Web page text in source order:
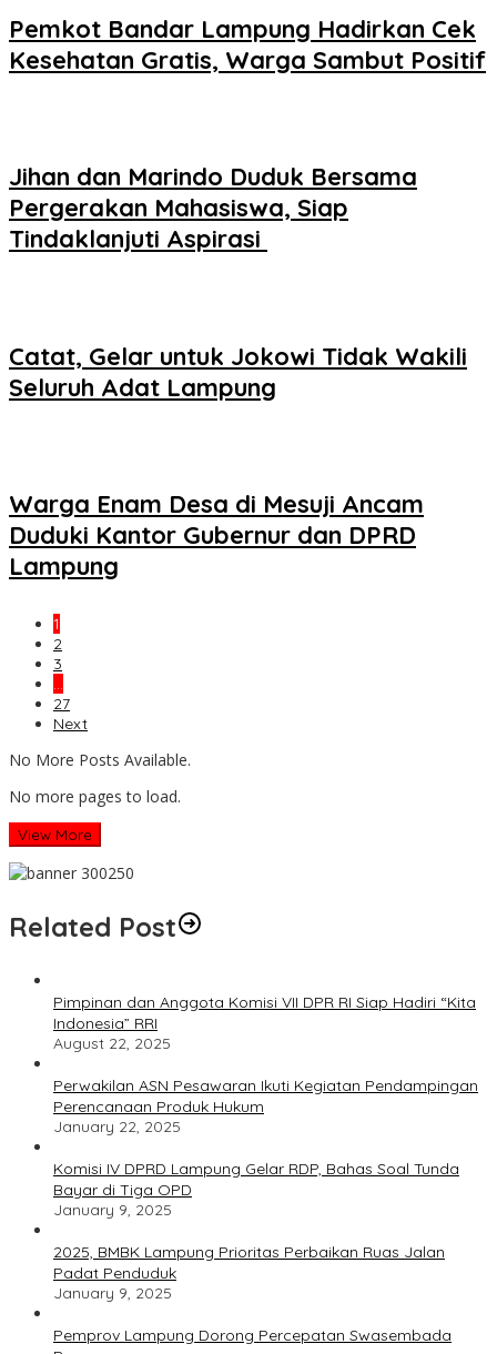
Pemkot Bandar Lampung Hadirkan Cek
Kesehatan Gratis, Warga Sambut Positif
Jihan dan Marindo Duduk Bersama
Pergerakan Mahasiswa, Siap
Tindaklanjuti Aspirasi
Catat, Gelar untuk Jokowi Tidak Wakili
Seluruh Adat Lampung
Warga Enam Desa di Mesuji Ancam
Duduki Kantor Gubernur dan DPRD
Lampung
1
2
3
…
27
Next
No More Posts Available.
No more pages to load.
View More
Related Post
Pimpinan dan Anggota Komisi VII DPR RI Siap Hadiri “Kita
Indonesia” RRI
August 22, 2025
Perwakilan ASN Pesawaran Ikuti Kegiatan Pendampingan
Perencanaan Produk Hukum
January 22, 2025
Komisi IV DPRD Lampung Gelar RDP, Bahas Soal Tunda
Bayar di Tiga OPD
January 9, 2025
2025, BMBK Lampung Prioritas Perbaikan Ruas Jalan
Padat Penduduk
January 9, 2025
Pemprov Lampung Dorong Percepatan Swasembada